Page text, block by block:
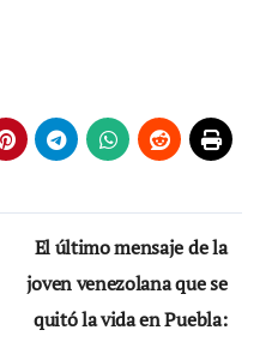
El último mensaje de la
joven venezolana que se
quitó la vida en Puebla: